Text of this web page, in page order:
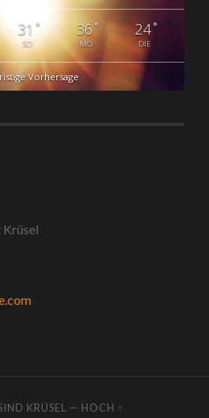
31 °
SO
36°
MO
24 °
DIE
Vorhersage
Krüsel
KRÜSEL — HOCH ↑